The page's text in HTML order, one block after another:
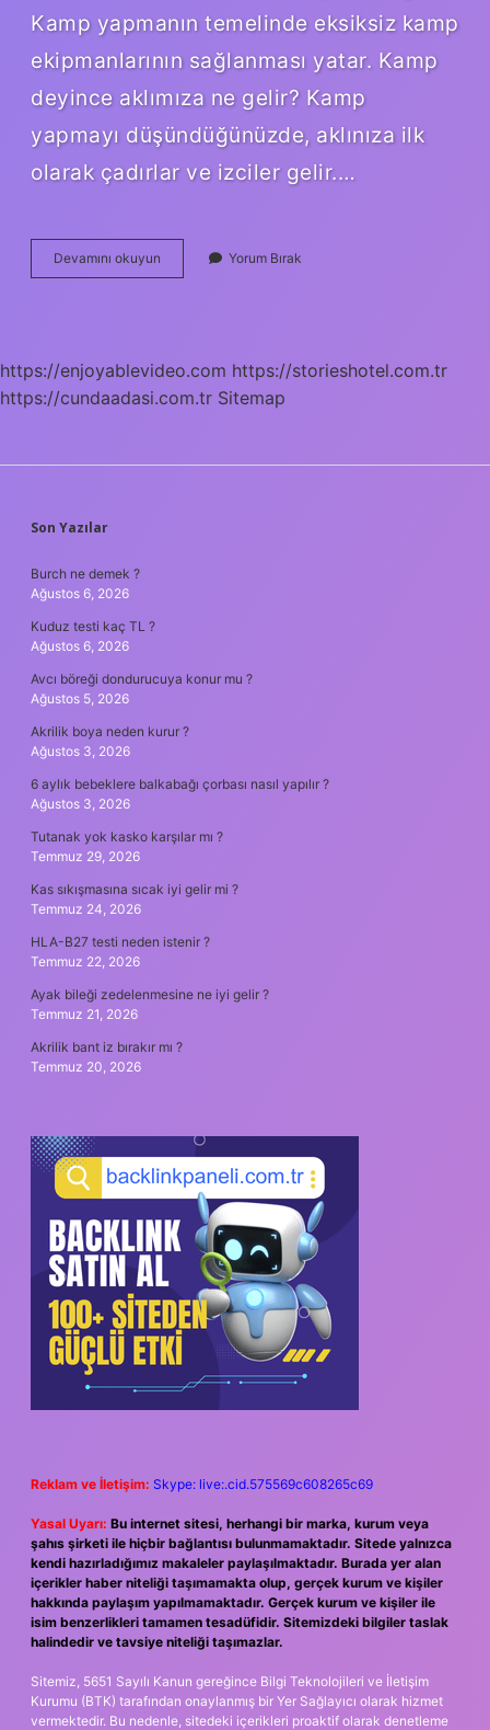
Kamp yapmanın temelinde eksiksiz kamp
ekipmanlarının sağlanması yatar. Kamp
deyince aklımıza ne gelir? Kamp
yapmayı düşündüğünüzde, aklınıza ilk
olarak çadırlar ve izciler gelir.…
Devamını okuyun
Yapmak
Yorum Bırak
https://enjoyablevideo.com https://storieshotel.com.tr
https://cundaadasi.com.tr Sitemap
SIDEBAR
Son Yazılar
Burch ne demek ?
Ağustos 6, 2026
Kuduz testi kaç TL ?
Ağustos 6, 2026
Avcı böreği dondurucuya konur mu ?
Ağustos 5, 2026
Akrilik boya neden kurur ?
Ağustos 3, 2026
6 aylık bebeklere balkabağı çorbası nasıl yapılır ?
Ağustos 3, 2026
Tutanak yok kasko karşılar mı ?
Temmuz 29, 2026
Kas sıkışmasına sıcak iyi gelir mi ?
Temmuz 24, 2026
HLA-B27 testi neden istenir ?
Temmuz 22, 2026
Ayak bileği zedelenmesine ne iyi gelir ?
Temmuz 21, 2026
Akrilik bant iz bırakır mı ?
Temmuz 20, 2026
Reklam ve İletişim: Skype: live:.cid.575569c608265c69
Yasal Uyarı: Bu internet sitesi, herhangi bir marka, kurum veya
şahıs şirketi ile hiçbir bağlantısı bulunmamaktadır. Sitede yalnızca
kendi hazırladığımız makaleler paylaşılmaktadır. Burada yer alan
içerikler haber niteliği taşımamakta olup, gerçek kurum ve kişiler
hakkında paylaşım yapılmamaktadır. Gerçek kurum ve kişiler ile
isim benzerlikleri tamamen tesadüfidir. Sitemizdeki bilgiler taslak
halindedir ve tavsiye niteliği taşımazlar.
Sitemiz, 5651 Sayılı Kanun gereğince Bilgi Teknolojileri ve İletişim
Kurumu (BTK) tarafından onaylanmış bir Yer Sağlayıcı olarak hizmet
vermektedir. Bu nedenle, sitedeki içerikleri proaktif olarak denetleme